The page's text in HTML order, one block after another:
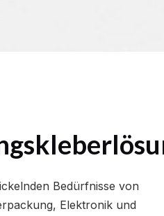
Bedürfnisse von
Elektronik und